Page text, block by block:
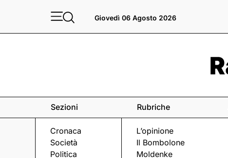
Giovedì 06 Agosto 2026
Sezioni
Cronaca
Società
Politica
Rubriche
L’opinione
Il Bombolone
Moldenke